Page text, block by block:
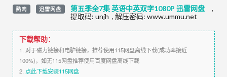
熟肉 迅雷网盘 第五季全7集 英语中英双字1080P 迅雷网盘
,
提取码: unjh , 解压密码: www.ummu.net
下载帮助：
1. 对于磁力链接和电驴链接，推荐使用115网盘离线下载(成功率接近
100%)，如无115网盘推荐使用百度网盘离线下载
2. 点此下载安装115网盘